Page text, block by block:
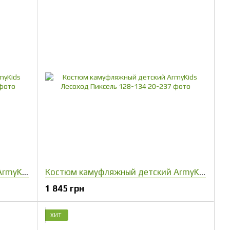
Детский камуфляжный костюм ArmyKids Скаут Мультикам 104-110
Костюм камуфляжный детский ArmyKids Лесоход Пиксель 128-134
1 845 грн
ХИТ